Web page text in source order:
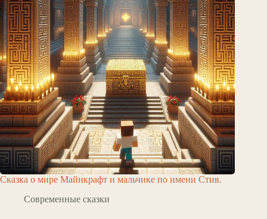
Сказка о мире Майнкрафт и мальчике по имени Стив.
Современные сказки